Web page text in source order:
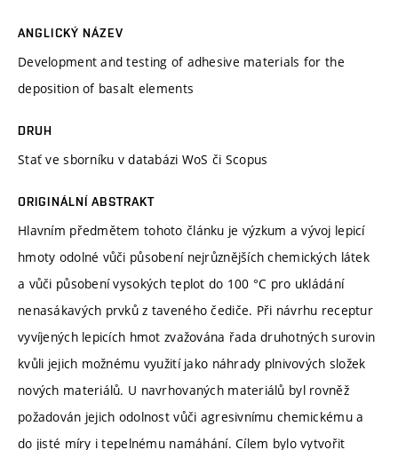
ANGLICKÝ NÁZEV
Development and testing of adhesive materials for the
deposition of basalt elements
DRUH
Stať ve sborníku v databázi WoS či Scopus
ORIGINÁLNÍ ABSTRAKT
Hlavním předmětem tohoto článku je výzkum a vývoj lepicí
hmoty odolné vůči působení nejrůznějších chemických látek
a vůči působení vysokých teplot do 100 °C pro ukládání
nenasákavých prvků z taveného čediče. Při návrhu receptur
vyvíjených lepicích hmot zvažována řada druhotných surovin
kvůli jejich možnému využití jako náhrady plnivových složek
nových materiálů. U navrhovaných materiálů byl rovněž
požadován jejich odolnost vůči agresivnímu chemickému a
do jisté míry i tepelnému namáhání. Cílem bylo vytvořit